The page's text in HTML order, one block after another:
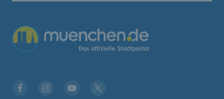
Übergreifende Links